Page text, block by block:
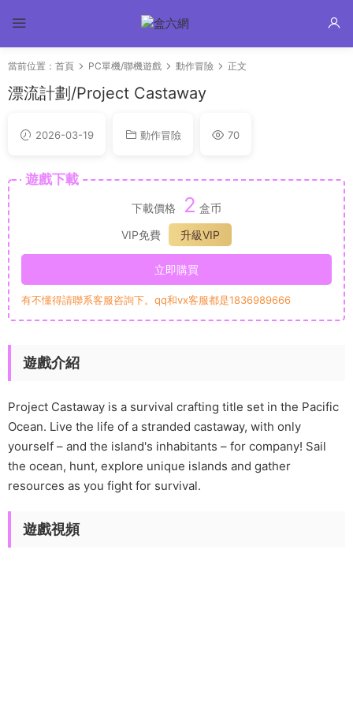
當前位置： 首頁 PC單機/聯機遊戲 動作冒險 正文
漂流計劃/Project Castaway
2026-03-19 動作冒險 70
遊戲下載
下載價格 2 盒币
VIP免費
升級VIP
立即購買
有不懂得請聯系客服咨詢下。qq和vx客服都是1836989666
遊戲介紹
Project Castaway is a survival crafting title set in the Pacific
Ocean. Live the life of a stranded castaway, with only
yourself – and the island's inhabitants – for company! Sail
the ocean, hunt, explore unique islands and gather
resources as you fight for survival.
遊戲視頻